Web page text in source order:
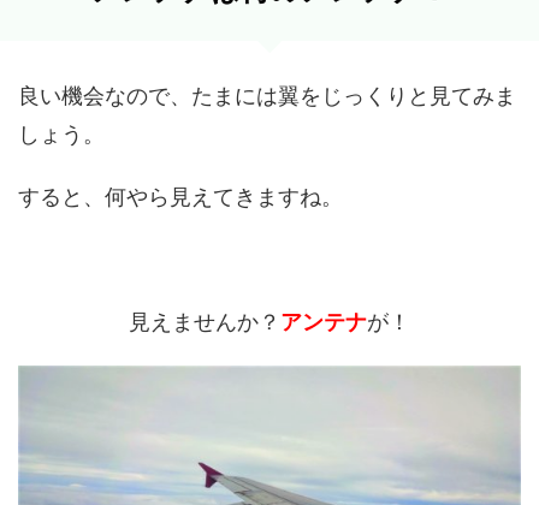
良い機会なので、たまには翼をじっくりと見てみま
しょう。
すると、何やら見えてきますね。
見えませんか？ アンテナが！